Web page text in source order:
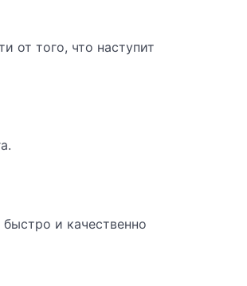
от того, что наступит
и качественно